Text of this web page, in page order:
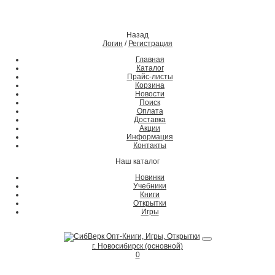
Назад
Логин / Регистрация
Главная
Каталог
Прайс-листы
Корзина
Новости
Поиск
Оплата
Доставка
Акции
Информация
Контакты
Наш каталог
Новинки
Учебники
Книги
Открытки
Игры
г. Новосибирск (основной)
0